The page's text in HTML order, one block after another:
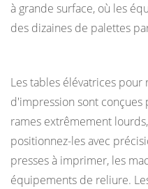
à grande surface, où les
des dizaines de palettes
Les tables élévatrices
d'impression sont
rames extrêmement
positionnez-les avec
presses à imprimer, les
équipements de reliure.